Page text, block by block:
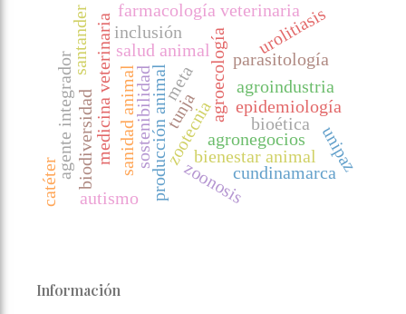
salud animal
producción animalzootecnia
medicina veterinaria bienestar animal
agroindustria
agroecología
sostenibilidad agronegocios
sanidad animal epidemiología
zoonosis
parasitología
farmacología veterinaria
biodiversidad bioética
santander
meta
cundinamarca
tunja
unipaz
autismo
agente integrador
inclusión
catéter
urolitiasis
Información